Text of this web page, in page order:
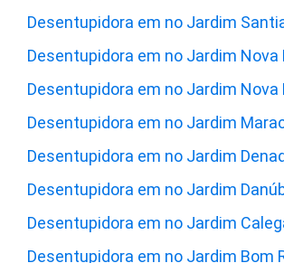
Desentupidora em no Jardim
Desentupidora em no Jardim Nova
Desentupidora em no Jardim Nova
Desentupidora em no Jardim
Desentupidora em no Jardim
Desentupidora em no Jardim
Desentupidora em no Jardim
Desentupidora em no Jardim Bom